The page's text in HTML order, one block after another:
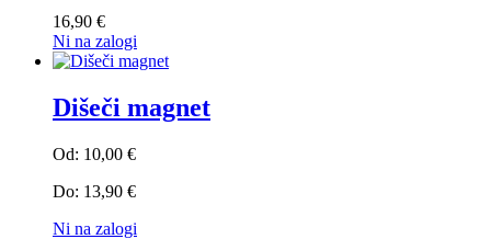
16,90 €
Ni na zalogi
Dišeči magnet
Od: 10,00 €
Do: 13,90 €
Ni na zalogi